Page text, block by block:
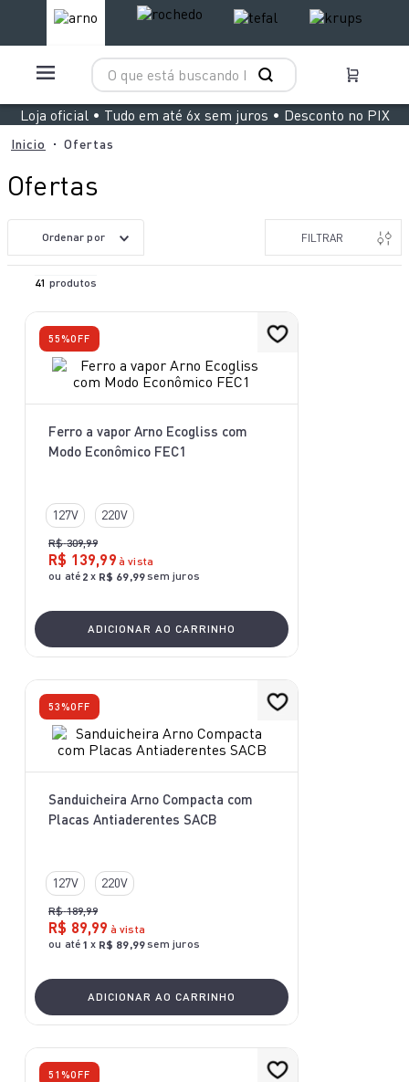
O que está buscando hoje?
Loja oficial • Tudo em até 6x sem juros • Desconto no PIX
Ofertas
Ofertas
Ordenar por FILTRAR
41 produtos
55%OFF
Ferro a vapor Arno Ecogliss com
Modo Econômico FEC1
127V 220V
R$ 309,99
R$ 139,99 à vista
ou até 2 x R$ 69,99sem juros
ADICIONAR AO CARRINHO
53%OFF
Sanduicheira Arno Compacta com
Placas Antiaderentes SACB
127V 220V
R$ 189,99
R$ 89,99 à vista
ou até 1 x R$ 89,99sem juros
ADICIONAR AO CARRINHO
51%OFF
TERMOS MAIS BUSCADOS
1
º
5º
duo power
8 º
jogo panelas rochedo stone pro
10º rochedo natural stone